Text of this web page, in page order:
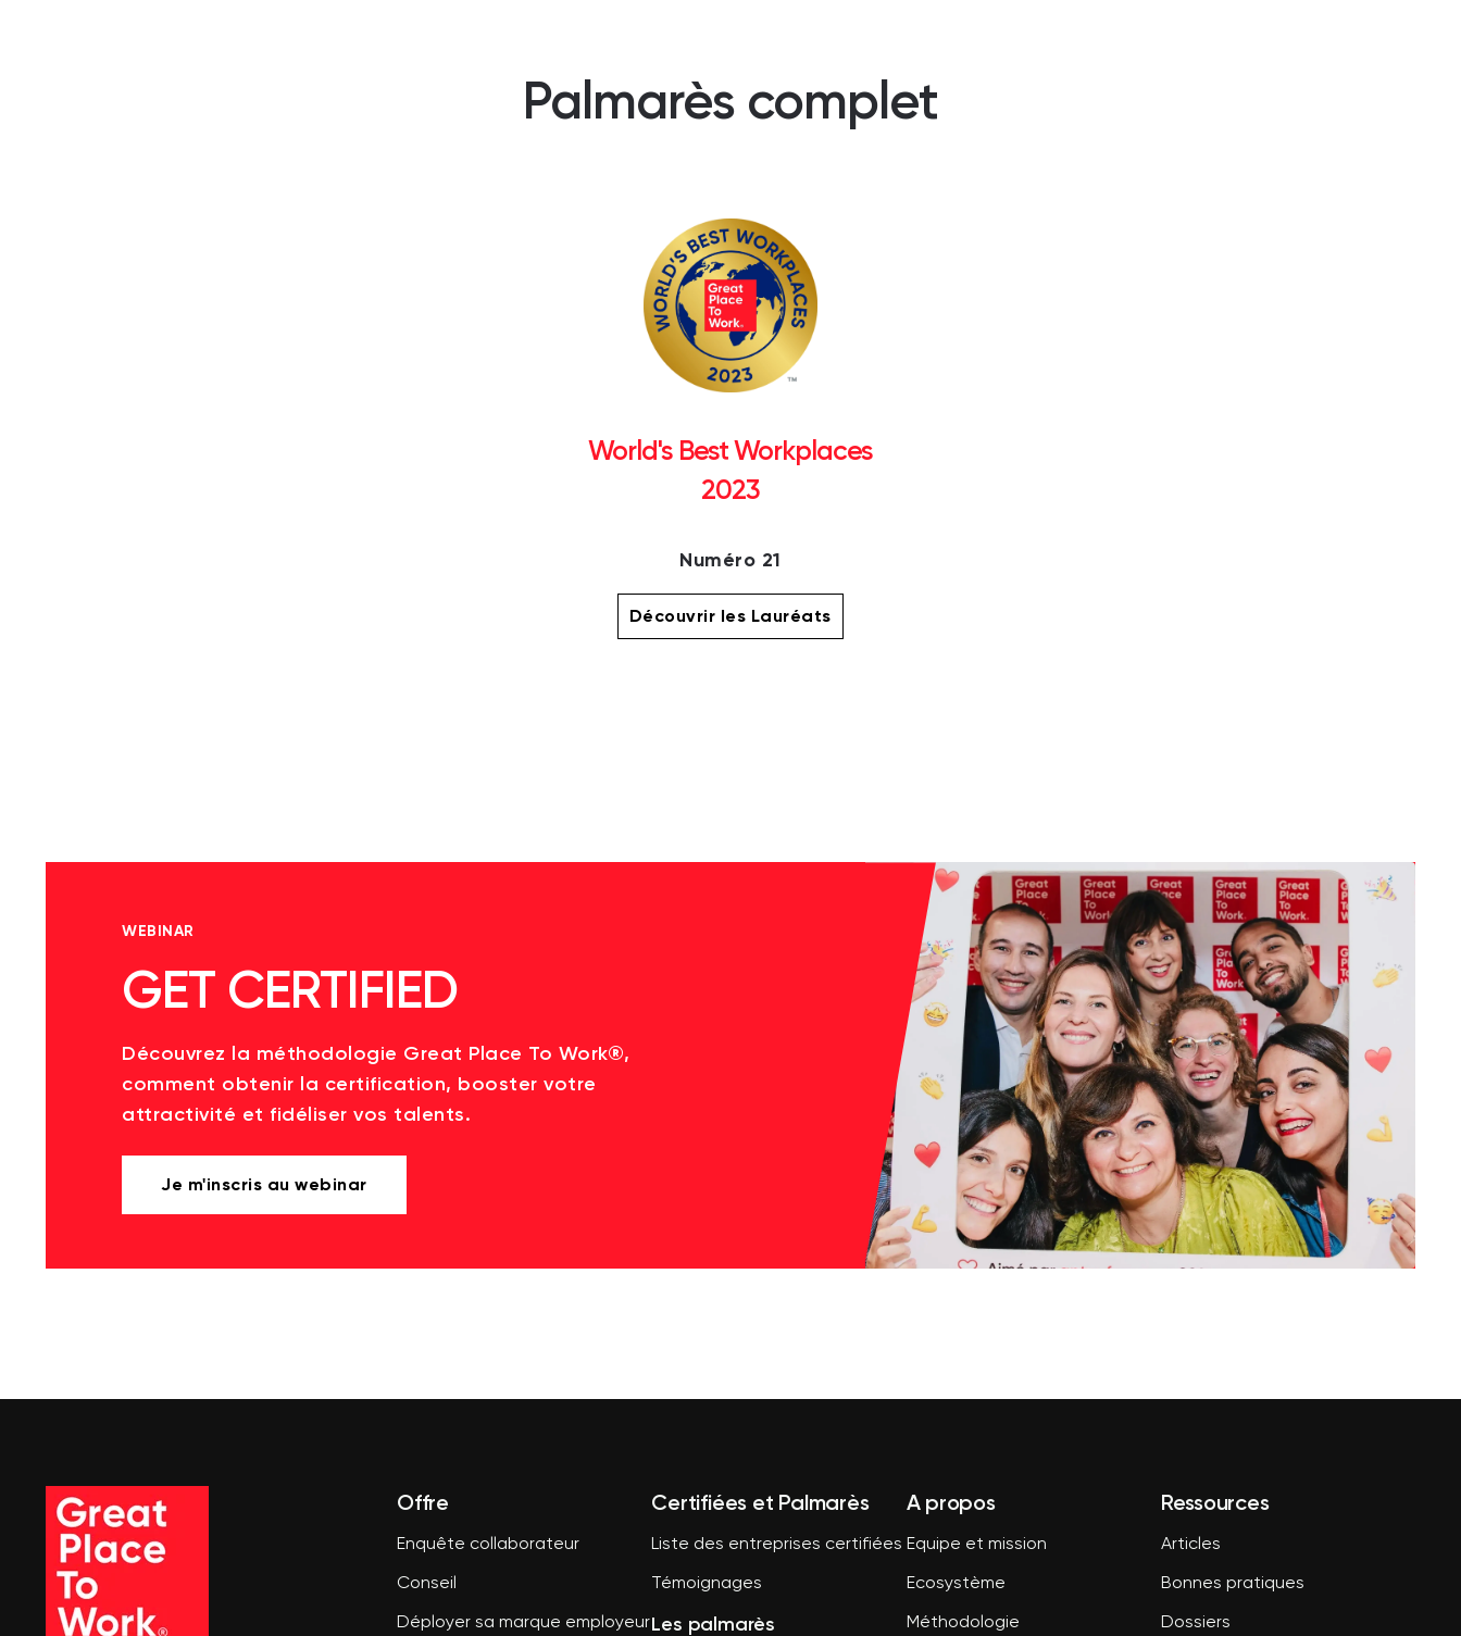
Palmarès complet
World's Best Workplaces
2023
Numéro 21
Découvrir les Lauréats
WEBINAR
GET CERTIFIED
Découvrez la méthodologie Great Place To Work®,
comment obtenir la certification, booster votre
attractivité et fidéliser vos talents.
Je m'inscris au webinar
Offre
Enquête collaborateur
Conseil
Déployer sa marque employeur
Certifiées et Palmarès
Liste des entreprises certifiées
Témoignages
Les palmarès
A propos
Equipe et mission
Ecosystème
Méthodologie
Ressources
Articles
Bonnes pratiques
Dossiers